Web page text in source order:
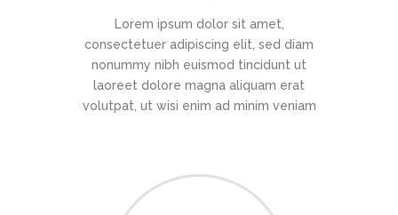
Lorem ipsum dolor sit amet,
consectetuer adipiscing elit, sed diam
nonummy nibh euismod tincidunt ut
laoreet dolore magna aliquam erat
volutpat, ut wisi enim ad minim veniam